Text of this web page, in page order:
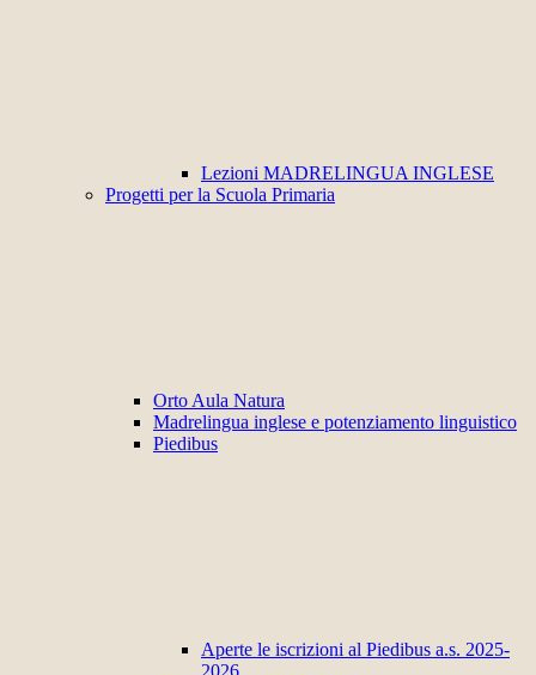
Lezioni MADRELINGUA INGLESE
Progetti per la Scuola Primaria
Orto Aula Natura
Madrelingua inglese e potenziamento linguistico
Piedibus
Aperte le iscrizioni al Piedibus a.s. 2025-